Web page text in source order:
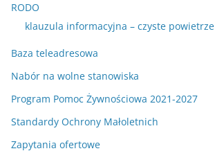
RODO
klauzula informacyjna – czyste powietrze
Baza teleadresowa
Nabór na wolne stanowiska
Program Pomoc Żywnościowa 2021-2027
Standardy Ochrony Małoletnich
Zapytania ofertowe